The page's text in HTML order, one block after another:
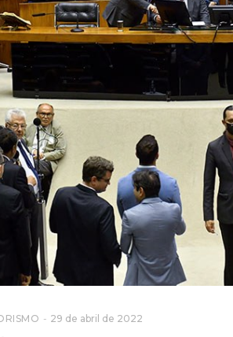
29 de abril de 2022